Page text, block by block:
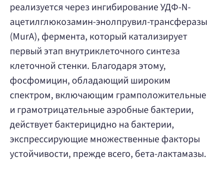
реализуется через ингибирование УДФ-N-
ацетилглюкозамин-энолпрувил-трансферазы
(MurA), фермента, который катализирует
первый этап внутриклеточного синтеза
клеточной стенки. Благодаря этому,
фосфомицин, обладающий широким
спектром, включающим грамположительные
и грамотрицательные аэробные бактерии,
действует бактерицидно на бактерии,
экспрессирующие множественные факторы
устойчивости, прежде всего, бета-лактамазы.